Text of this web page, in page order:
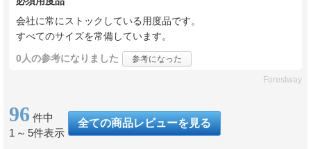
会社に常にストックしている用度品です。
すべてのサイズを常備しています。
0人の参考になりました 参考になった
Forestway
96 件中
1 ～ 5件表示
全ての商品レビューを見る